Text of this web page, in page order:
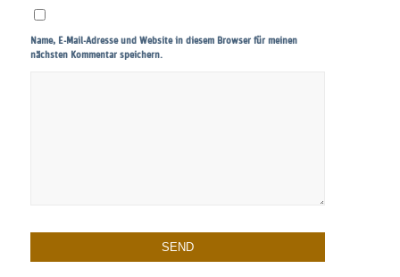
Name, E-Mail-Adresse und Website in diesem Browser für meinen
nächsten Kommentar speichern.